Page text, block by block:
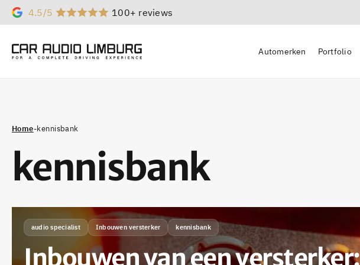
4.5/5 100+ reviews
Automerken Portfolio
Home-kennisbank
kennisbank
audio specialist Inbouwen versterker kennisbank
Inbouwen van een versterker: